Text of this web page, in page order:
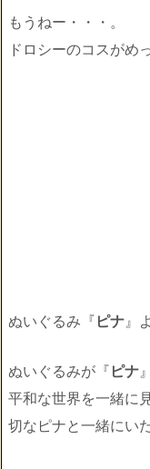
もうねー・・・。
ドロシーのコスが
ぬいぐるみ『ピナ』
ぬいぐるみが『ピナ
平和な世界を一緒に
切なピナと一緒にい